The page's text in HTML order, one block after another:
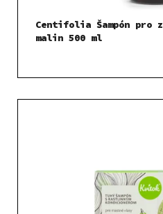
Centifolia Šampón pro
malin 500 ml